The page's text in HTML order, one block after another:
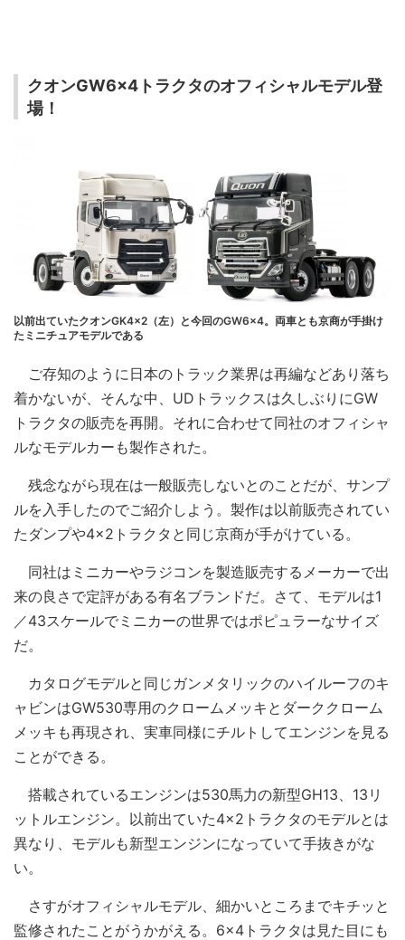
クオンGW6×4トラクタのオフィシャルモデル登
場！
以前出ていたクオンGK4×2（左）と今回のGW6×4。両車とも京商が手掛け
たミニチュアモデルである
ご存知のように日本のトラック業界は再編などあり落ち
着かないが、そんな中、UDトラックスは久しぶりにGW
トラクタの販売を再開。それに合わせて同社のオフィシャ
ルなモデルカーも製作された。
残念ながら現在は一般販売しないとのことだが、サンプ
ルを入手したのでご紹介しよう。製作は以前販売されてい
たダンプや4×2トラクタと同じ京商が手がけている。
同社はミニカーやラジコンを製造販売するメーカーで出
来の良さで定評がある有名ブランドだ。さて、モデルは1
／43スケールでミニカーの世界ではポピュラーなサイズ
だ。
カタログモデルと同じガンメタリックのハイルーフのキ
ャビンはGW530専用のクロームメッキとダーククローム
メッキも再現され、実車同様にチルトしてエンジンを見る
ことができる。
搭載されているエンジンは530馬力の新型GH13、13リ
ットルエンジン。以前出ていた4×2トラクタのモデルとは
異なり、モデルも新型エンジンになっていて手抜きがな
い。
さすがオフィシャルモデル、細かいところまでキチッと
監修されたことがうかがえる。6×4トラクタは見た目にも